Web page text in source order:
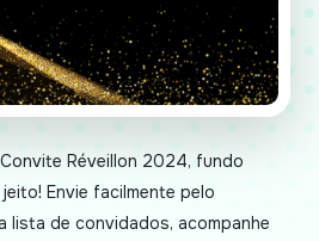
Réveillon 2024, fundo
Envie facilmente pelo
lista de convidados, acompanhe